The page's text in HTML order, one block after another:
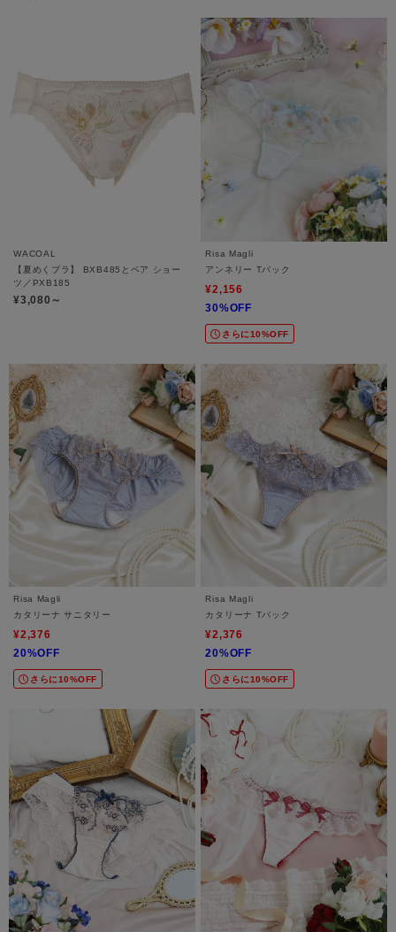
WACOAL
【夏めくブラ】 BXB485とペア ショー
ツ／PXB185
¥3,080～
Risa Magli
アンネリー Tバック
¥2,156
30%OFF
さらに10%OFF
Risa Magli
カタリーナ サニタリー
¥2,376
20%OFF
さらに10%OFF
Risa Magli
カタリーナ Tバック
¥2,376
20%OFF
さらに10%OFF